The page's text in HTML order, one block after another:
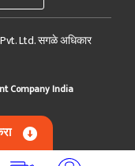
Ltd. सगळे अधिकार
Company India